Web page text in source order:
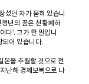
섰던 자가 묻혀 있습니
청년의 꿈은 천황폐하
다’. 그가 한 말입니
되어 있습니다.
본을 추월할 것으로 전
난해 경제보복으로 나